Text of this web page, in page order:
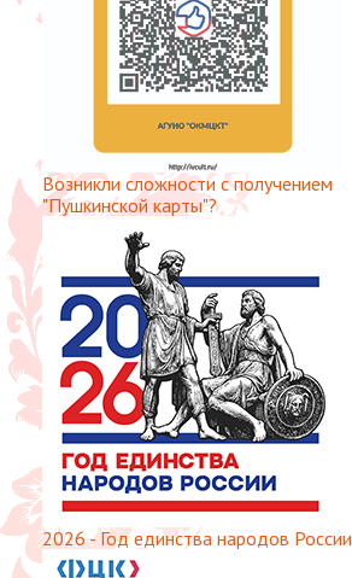
Возникли сложности с получением
"Пушкинской карты"?
2026 - Год единства народов России